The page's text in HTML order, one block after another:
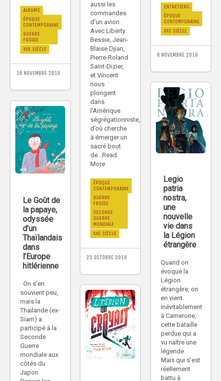
ALBUMS
ÉPOQUE
CONTEMPORAINE
GUERRE
FROIDE
XXE SIÈCLE
18 NOVEMBRE 2019
ENTRETIENS
ÉPOQUE
CONTEMPORAINE
XXE SIÈCLE
6 NOVEMBRE 2019
aussi les
commandes
d’un avion.
Avec Liberty
Bessie, Jean-
Blaise Djian,
Pierre-Roland
Saint-Dizier,
et Vincent
nous
plongent
dans
l’Amérique
ségrégationniste,
d’où cherche
à émerger un
sacré bout
de...Read
More
ÉPOQUE
CONTEMPORAINE
GUERRE
FROIDE
SECONDE
GUERRE
MONDIALE
XXE SIÈCLE
23 OCTOBRE 2019
Legio
patria
nostra,
une
nouvelle
vie dans
la Légion
étrangère
Quand on
évoque la
Légion
étrangère, on
en vient
inévitablement
à Camerone,
cette bataille
perdue qui a
vu naître une
légende.
Mais qui s’est
réellement
battu à
Le Goût de
la papaye,
odyssée
d’un
Thaïlandais
dans
l’Europe
hitlérienne
On s’en
souvient peu,
mais la
Thaïlande (ex-
Siam) a
participé à la
Seconde
Guerre
mondiale aux
côtés du
Japon.